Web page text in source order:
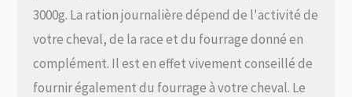
3000g. La ration journalière dépend de l'activité de
votre cheval, de la race et du fourrage donné en
complément. Il est en effet vivement conseillé de
fournir également du fourrage à votre cheval. Le